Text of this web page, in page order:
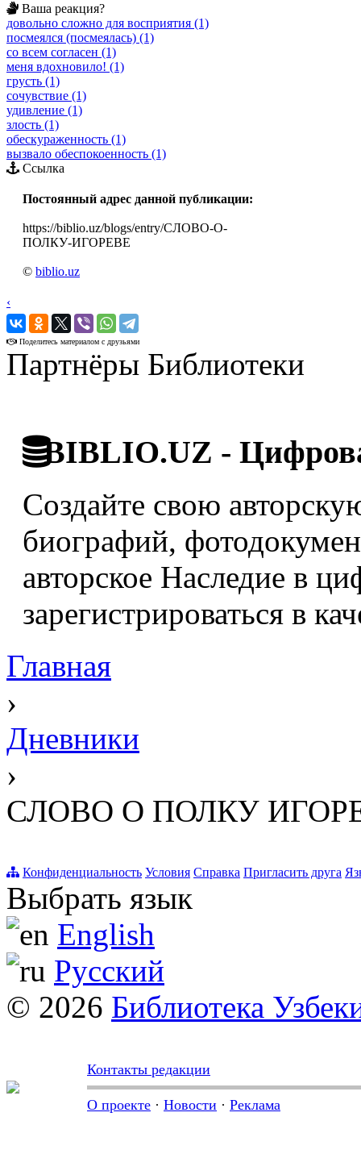
Ваша реакция?
довольно сложно для восприятия (1)
посмеялся (посмеялась) (1)
со всем согласен (1)
меня вдохновило! (1)
грусть (1)
сочувствие (1)
удивление (1)
злость (1)
обескураженность (1)
вызвало обеспокоенность (1)
Ссылка
Постоянный адрес данной публикации:
https://biblio.uz/blogs/entry/СЛОВО-О-
ПОЛКУ-ИГОРЕВЕ
© biblio.uz
‹
›
Поделитесь материалом с друзьями
Партнёры Библиотеки
BIBLIO.UZ -
Создайте свою
биографий,
авторское Наследие в
зарегистрироваться в
Главная
›
Дневники
›
СЛОВО О ПОЛКУ
Конфиденциальность Условия Справка Пригласить друга
Выбрать язык
English
Русский
© 2026 Библиотека
Контакты редакции
О проекте · Новости · Реклама